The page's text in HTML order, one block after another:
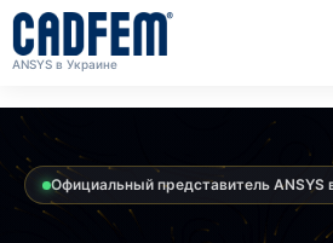
ANSYS в Украине
Официальный представитель ANSYS